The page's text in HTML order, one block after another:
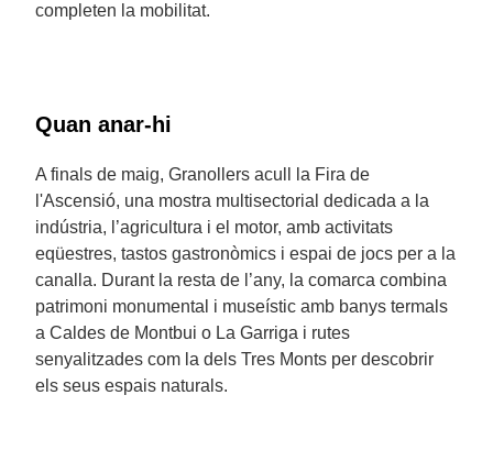
completen la mobilitat.
Quan anar-hi
A finals de maig, Granollers acull la Fira de
l'Ascensió, una mostra multisectorial dedicada a la
indústria, l’agricultura i el motor, amb activitats
eqüestres, tastos gastronòmics i espai de jocs per a la
canalla. Durant la resta de l’any, la comarca combina
patrimoni monumental i museístic amb banys termals
a Caldes de Montbui o La Garriga i rutes
senyalitzades com la dels Tres Monts per descobrir
els seus espais naturals.